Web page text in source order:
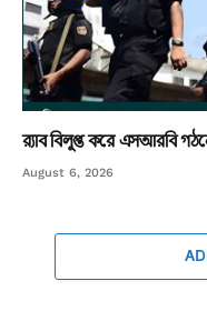
র‌্যাব বিলুপ্ত করে এসআরবি
August 6, 2026